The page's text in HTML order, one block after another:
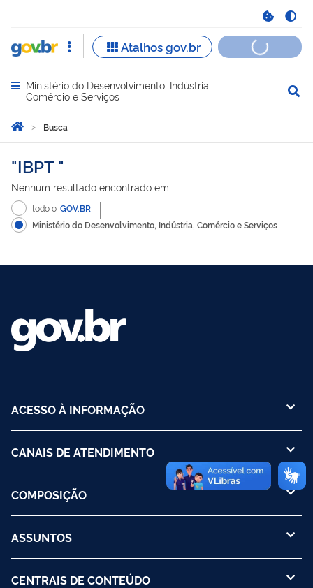
Abrir menu principal de navegação
Ministério do Desenvolvimento, Indústria,
Comércio e Serviços
Você está aqui:
Página Inicial
Busca
Busca
IBPT
Nenhum resultado encontrado em
todo o GOV.BR
Ministério do Desenvolvimento, Indústria, Comércio e Serviços
ACESSO À INFORMAÇÃO
CANAIS DE ATENDIMENTO
COMPOSIÇÃO
ASSUNTOS
CENTRAIS DE CONTEÚDO